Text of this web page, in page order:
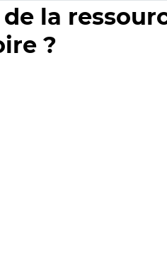
la
?